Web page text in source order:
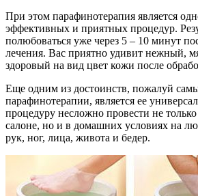
При этом парафинотерапия является
эффективных и приятных процедур.
полюбоваться уже через 5 – 10 минут
лечения. Вас приятно удивит нежный,
здоровый на вид цвет кожи после
Еще одним из достоинств, пожалуй
парафинотерапии, является ее
процедуру несложно провести не
салоне, но и в домашних условиях на
рук, ног, лица, живота и бедер.